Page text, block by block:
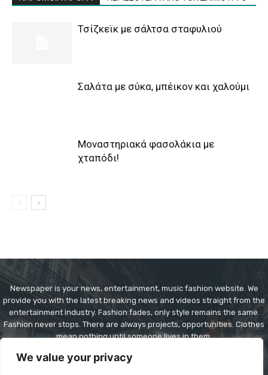
We value your privacy
Τσίζκεϊκ με σάλτσα σταφυλιού
Σαλάτα με σύκα, μπέικον και χαλούμι
Μοναστηριακά φασολάκια με
χταπόδι!
Newspaper is your news, entertainment, music fashion website. We
provide you with the latest breaking news and videos straight from the
entertainment industry. Fashion fades, only style remains the same.
Fashion never stops. There are always projects, opportunities. Clothes
mean nothing until someone lives in them.
Contact us:contact@yoursite.com